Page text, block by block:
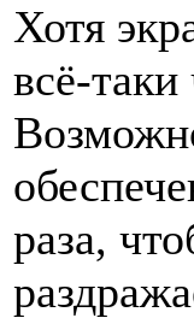
Хотя
всё-
раза,